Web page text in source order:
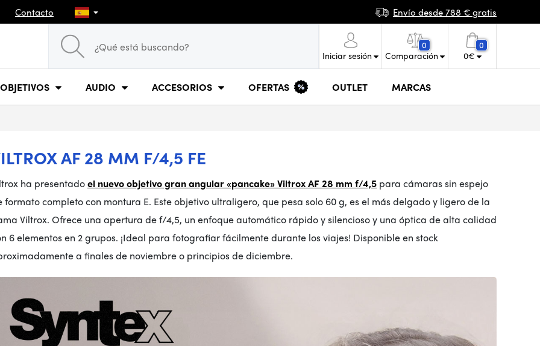
Contacto Envío desde 788 € gratis
Iniciar sesión
0
Comparación
0
0€
OBJETIVOS AUDIO ACCESORIOS OFERTAS OUTLET MARCAS
AF 28 MM F/4,5 FE
ha presentadoel nuevo objetivo gran angular «pancake» Viltrox AF 28 mm f/4,5 para cámaras sin espejo
formato completo con montura E. Este objetivo ultraligero, que pesa solo 60 g, es el más delgado y ligero de la
Viltrox. Ofrece una apertura de f/4,5, un enfoque automático rápido y silencioso y una óptica de alta calidad
6 elementos en 2 grupos. ¡Ideal para fotografiar fácilmente durante los viajes! Disponible en stock
a finales de noviembre o principios de diciembre.